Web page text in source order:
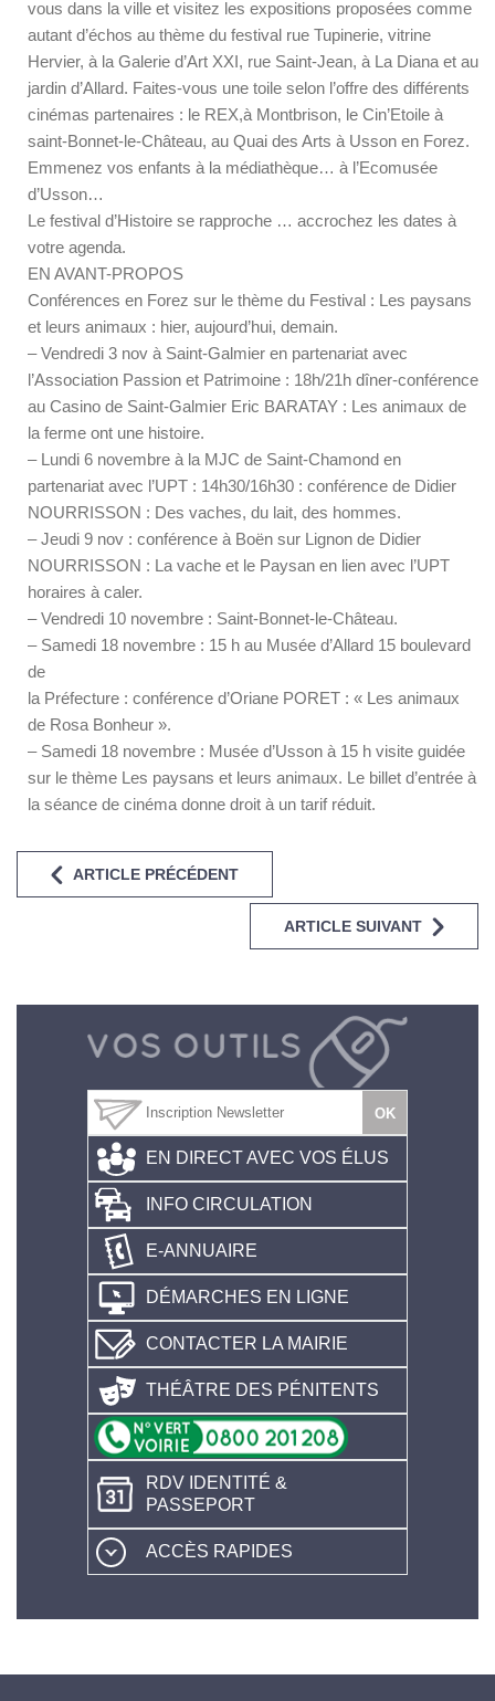
vous dans la ville et visitez les expositions proposées comme
autant d’échos au thème du festival rue Tupinerie, vitrine
Hervier, à la Galerie d’Art XXI, rue Saint-Jean, à La Diana et au
jardin d’Allard. Faites-vous une toile selon l’offre des différents
cinémas partenaires : le REX,à Montbrison, le Cin’Etoile à
saint-Bonnet-le-Château, au Quai des Arts à Usson en Forez.
Emmenez vos enfants à la médiathèque… à l’Ecomusée
d’Usson…
Le festival d’Histoire se rapproche … accrochez les dates à
votre agenda.
EN AVANT-PROPOS
Conférences en Forez sur le thème du Festival : Les paysans
et leurs animaux : hier, aujourd’hui, demain.
– Vendredi 3 nov à Saint-Galmier en partenariat avec
l’Association Passion et Patrimoine : 18h/21h dîner-conférence
au Casino de Saint-Galmier Eric BARATAY : Les animaux de
la ferme ont une histoire.
– Lundi 6 novembre à la MJC de Saint-Chamond en
partenariat avec l’UPT : 14h30/16h30 : conférence de Didier
NOURRISSON : Des vaches, du lait, des hommes.
– Jeudi 9 nov : conférence à Boën sur Lignon de Didier
NOURRISSON : La vache et le Paysan en lien avec l’UPT
horaires à caler.
– Vendredi 10 novembre : Saint-Bonnet-le-Château.
– Samedi 18 novembre : 15 h au Musée d’Allard 15 boulevard
de
la Préfecture : conférence d’Oriane PORET : « Les animaux
de Rosa Bonheur ».
– Samedi 18 novembre : Musée d’Usson à 15 h visite guidée
sur le thème Les paysans et leurs animaux. Le billet d’entrée à
la séance de cinéma donne droit à un tarif réduit.
ARTICLE PRÉCÉDENT
ARTICLE SUIVANT
EN DIRECT AVEC VOS ÉLUS
INFO CIRCULATION
E-ANNUAIRE
DÉMARCHES EN LIGNE
CONTACTER LA MAIRIE
THÉÂTRE DES PÉNITENTS
RDV IDENTITÉ &
PASSEPORT
ACCÈS RAPIDES